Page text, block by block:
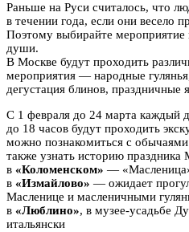
Раньше на Руси считалось, что
в течении года, если они весело
Поэтому выбирайте мероприятие
души.
В Москве будут проходить
мероприятия — народные
дегустация блинов, праздничные
С 1 февраля до 24 марта каждый
до 18 часов будут проходить
можно познакомиться с
также узнать историю праздника
в «Коломенском» —
в «Измайлово» — ожидает
Масленице и масленичными
в «Люблино», в музее-усадьбе
итальянски